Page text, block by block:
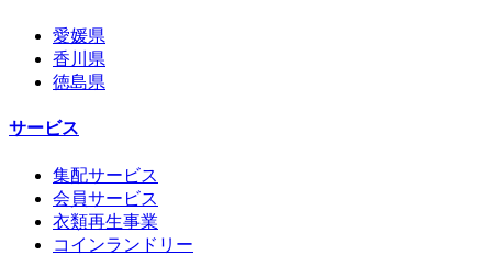
愛媛県
香川県
徳島県
サービス
集配サービス
会員サービス
衣類再生事業
コインランドリー